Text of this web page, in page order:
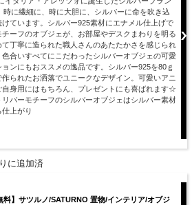
時に繊細に、時に大胆に、シルバーに命を吹き込
ています。シルバー925素材にエナメル仕上げで
ーフのオブジェが、お部屋やデスクまわりを明る
丁寧に造られた職人さんのあたたかさを感じられ
合いすべてにこだわったシルバーオブジェの可愛
ンにもおススメの逸品です。シルバー925を80ｇ
られたお洒落でユニークなデザイン。可愛いアニ
身用にはもちろん、プレゼントにも喜ばれます☆
バーモチーフのシルバーオブジェはシルバー素材
上がり
に追加済
料】サツルノ/SATURNO 置物/インテリア/オブジ